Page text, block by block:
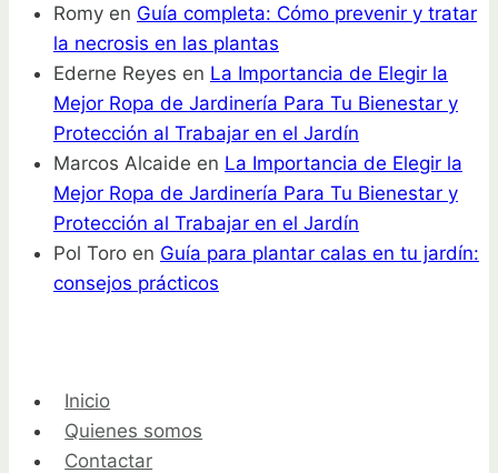
Romy en Guía completa: Cómo prevenir y tratar
la necrosis en las plantas
Ederne Reyes en La Importancia de Elegir la
Mejor Ropa de Jardinería Para Tu Bienestar y
Protección al Trabajar en el Jardín
Marcos Alcaide en La Importancia de Elegir la
Mejor Ropa de Jardinería Para Tu Bienestar y
Protección al Trabajar en el Jardín
Pol Toro en Guía para plantar calas en tu jardín:
consejos prácticos
Inicio
Quienes somos
Contactar